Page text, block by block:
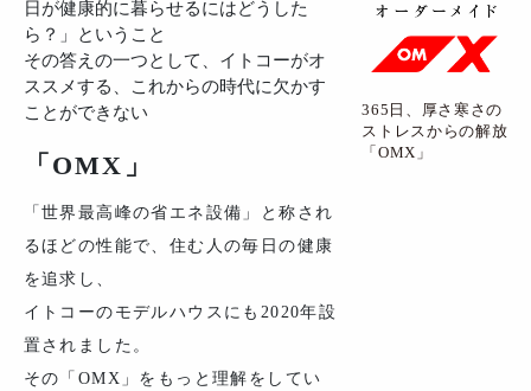
365日、厚さ寒さの
ストレスからの解放
「OMX」
日が健康的に暮らせるにはどうした
ら？」ということ
その答えの一つとして、イトコーがオ
ススメする、これからの時代に欠かす
ことができない
「OMX」
「世界最高峰の省エネ設備」と称され
るほどの性能で、住む人の毎日の健康
を追求し、
イトコーのモデルハウスにも2020年設
置されました。
その「OMX」をもっと理解をしてい